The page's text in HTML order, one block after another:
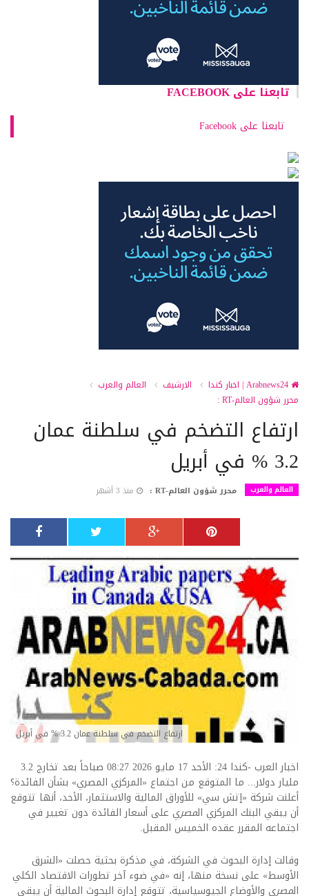
تابعنا على FACEBOOK
تابعنا على Facebook
الارشيف
العالم والعرب
محرر شؤون العالم-RT :
ارتفاع التضخم في سلطنة عمان
3.2 % في أبريل
العالم والعرب محرر شؤون العالم-RT : منذ 3 أشهر
ارتفاع التضخم في سلطنة عمان 3.2 % في أبريل
اخبار العرب -كندا 24: الأحد 17 مايو 2026 08:27 صباحاً بعد تخارج 3.2
مليار دولار... ما المتوقع من اجتماع «المركزي المصري» بشأن الفائدة؟
أعلنت شركة «إتش سي» للأوراق المالية والاستثمار، الأحد، أنها تتوقع
أن يبقي البنك المركزي المصري على أسعار الفائدة دون تغيير في
اجتماعه المقرر عقده الخميس المقبل.
وقالت إدارة البحوث في الشركة، في مذكرة بحثية حصلت «الشرق
الأوسط» على نسخة منها، إنه «في ضوء آخر تطورات الاقتصاد الكلي
المصري والأوضاع الجيوسياسية، تتوقع إدارة البحوث المالية أن يبقي